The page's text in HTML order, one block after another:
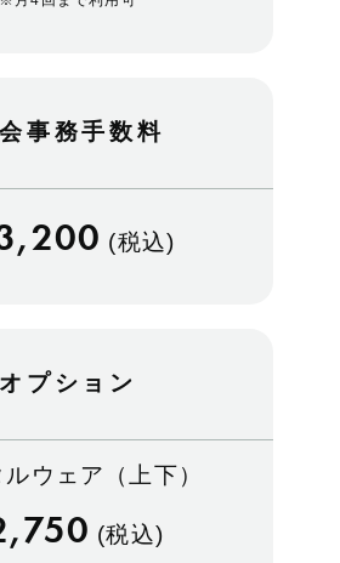
事務手数料
(税込)
オプション
ルウェア（上下）
(税込)